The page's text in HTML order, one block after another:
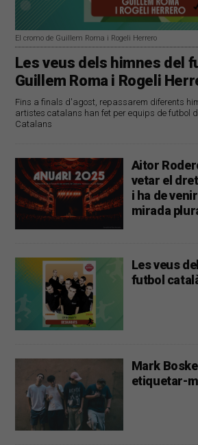
El cromo de Guillem Roma i Rogeli Herrero
Les veus dels himnes del
Guillem Roma i Rogeli
Fins a finals d'agost, repassarem diferents
artistes catalans han fet per equips de futbol
Catalans
Aitor
vetar el
i ha de
mirada
Les veus
futbol
Mark
etiquetar-